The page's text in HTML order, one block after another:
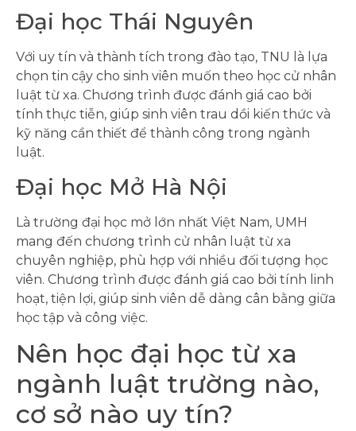
Đại học Thái Nguyên
Với uy tín và thành tích trong đào tạo, TNU là lựa
chọn tin cậy cho sinh viên muốn theo học cử nhân
luật từ xa. Chương trình được đánh giá cao bởi
tính thực tiễn, giúp sinh viên trau dồi kiến thức và
kỹ năng cần thiết để thành công trong ngành
luật.
Đại học Mở Hà Nội
Là trường đại học mở lớn nhất Việt Nam, UMH
mang đến chương trình cử nhân luật từ xa
chuyên nghiệp, phù hợp với nhiều đối tượng học
viên. Chương trình được đánh giá cao bởi tính linh
hoạt, tiện lợi, giúp sinh viên dễ dàng cân bằng giữa
học tập và công việc.
Nên học đại học từ xa
ngành luật trường nào,
cơ sở nào uy tín?